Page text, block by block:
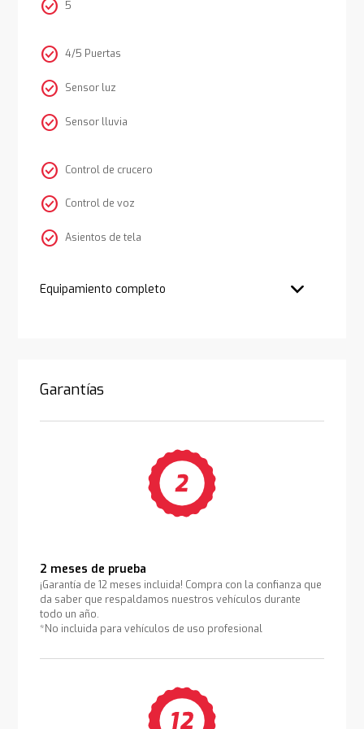
check_circle 5
check_circle 4/5 Puertas
check_circle Sensor luz
check_circle Sensor lluvia
check_circle Control de crucero
check_circle Control de voz
check_circle Asientos de tela
Equipamiento completo
Garantías
2 meses de prueba
¡Garantía de 12 meses incluida! Compra con la confianza que
da saber que respaldamos nuestros vehículos durante
todo un año.
*No incluida para vehículos de uso profesional